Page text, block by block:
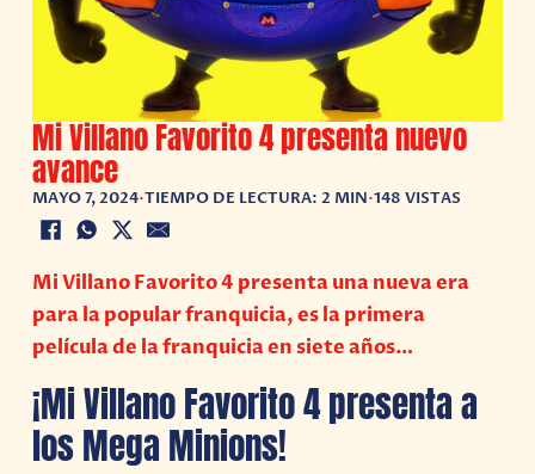
Mi Villano Favorito 4 presenta nuevo
avance
MAYO 7, 2024•TIEMPO DE LECTURA: 2 MIN•148 VISTAS
Mi Villano Favorito 4 presenta una nueva era
para la popular franquicia, es la primera
película de la franquicia en siete años…
¡Mi Villano Favorito 4 presenta a
los Mega Minions!